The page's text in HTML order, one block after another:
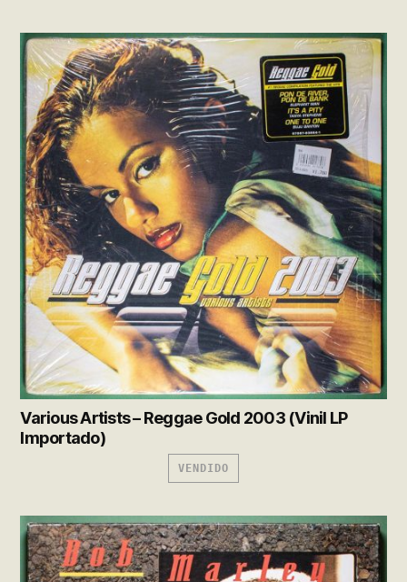
Various Artists – Reggae Gold 2003 (Vinil LP
Importado)
VENDIDO